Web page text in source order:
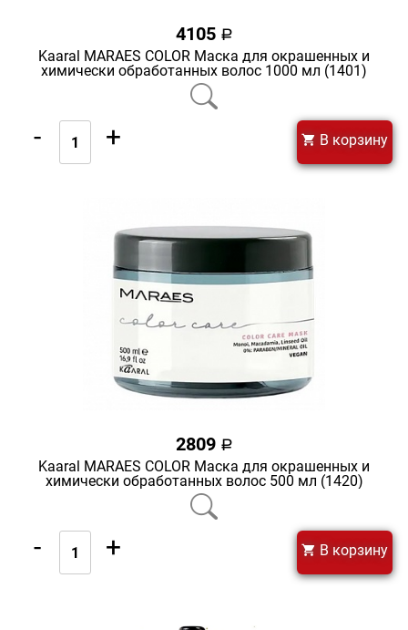
4105 a
Kaaral MARAES COLOR Маска для окрашенных и
химически обработанных волос 1000 мл (1401)
- + В корзину
2809 a
Kaaral MARAES COLOR Маска для окрашенных и
химически обработанных волос 500 мл (1420)
- + В корзину